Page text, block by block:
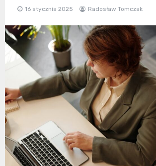
16 stycznia 2025 Radosław Tomczak